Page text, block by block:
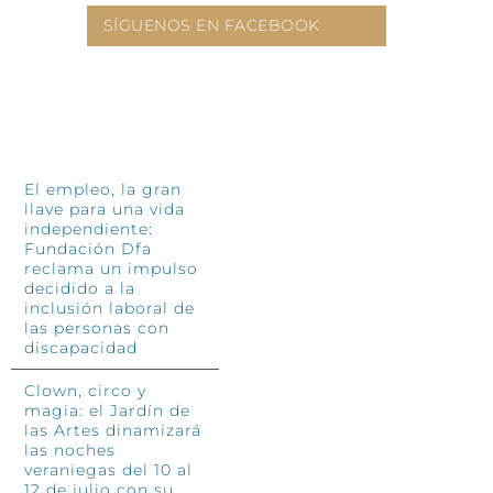
SÍGUENOS EN FACEBOOK
El empleo, la gran
llave para una vida
independiente:
Fundación Dfa
reclama un impulso
decidido a la
inclusión laboral de
las personas con
discapacidad
Clown, circo y
magia: el Jardín de
las Artes dinamizará
las noches
veraniegas del 10 al